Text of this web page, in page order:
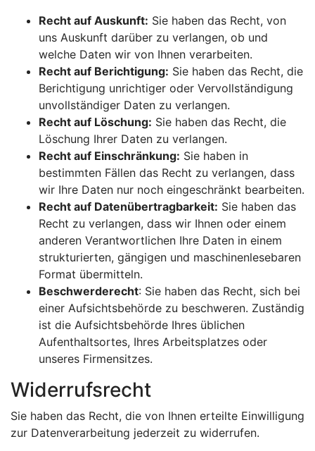
Recht auf Auskunft: Sie haben das Recht, von
uns Auskunft darüber zu verlangen, ob und
welche Daten wir von Ihnen verarbeiten.
Recht auf Berichtigung: Sie haben das Recht, die
Berichtigung unrichtiger oder Vervollständigung
unvollständiger Daten zu verlangen.
Recht auf Löschung: Sie haben das Recht, die
Löschung Ihrer Daten zu verlangen.
Recht auf Einschränkung: Sie haben in
bestimmten Fällen das Recht zu verlangen, dass
wir Ihre Daten nur noch eingeschränkt bearbeiten.
Recht auf Datenübertragbarkeit: Sie haben das
Recht zu verlangen, dass wir Ihnen oder einem
anderen Verantwortlichen Ihre Daten in einem
strukturierten, gängigen und maschinenlesebaren
Format übermitteln.
Beschwerderecht: Sie haben das Recht, sich bei
einer Aufsichtsbehörde zu beschweren. Zuständig
ist die Aufsichtsbehörde Ihres üblichen
Aufenthaltsortes, Ihres Arbeitsplatzes oder
unseres Firmensitzes.
Widerrufsrecht
Sie haben das Recht, die von Ihnen erteilte Einwilligung
zur Datenverarbeitung jederzeit zu widerrufen.